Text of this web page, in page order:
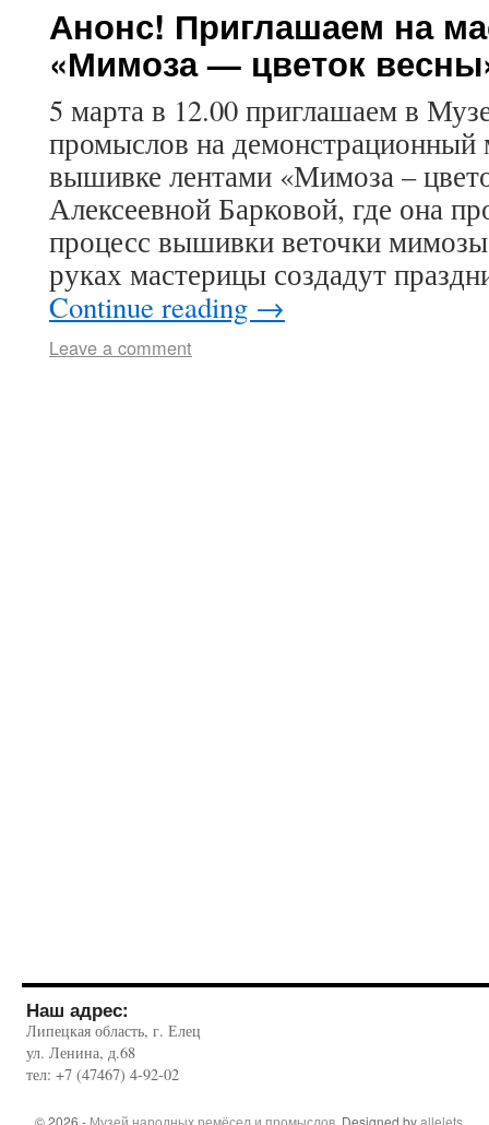
Анонс! Приглашаем на
«Мимоза — цветок
5 марта в 12.00 приглашаем в
промыслов на демонстрационный
вышивке лентами «Мимоза –
Алексеевной Барковой, где она
процесс вышивки веточки
руках мастерицы создадут
Continue reading →
Leave a comment
Наш адрес:
Липецкая область, г. Елец
ул. Ленина, д.68
тел: +7 (47467) 4-92-02
© 2026 - Музей народных ремёсел и промыслов . Designed byallelets